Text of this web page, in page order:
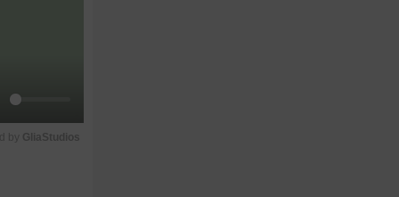
by GliaStudios